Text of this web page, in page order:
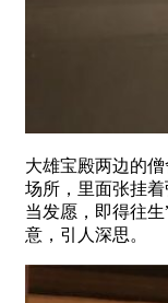
大雄宝殿两边的
场所，里面张挂
当发愿，即得往
意，引人深思。